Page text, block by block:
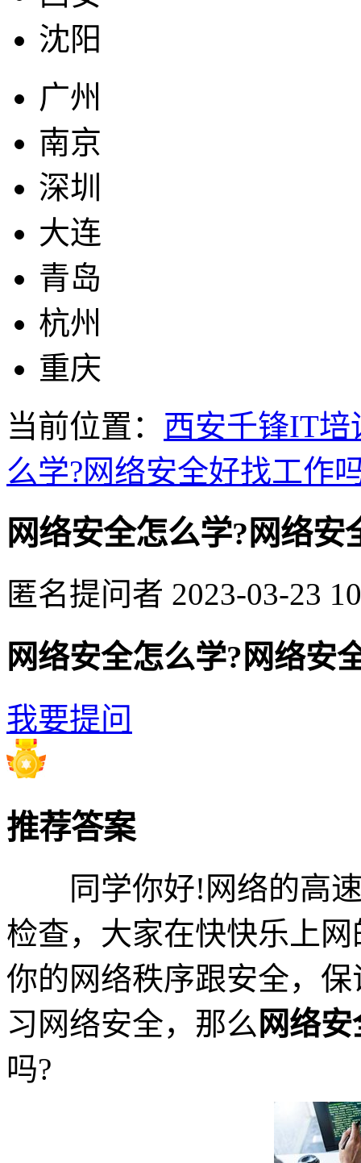
沈阳
广州
南京
深圳
大连
青岛
杭州
重庆
当前位置： 西安千锋IT培
么学?网络安全好找工作
网络安全怎么学?网络安
匿名提问者 2023-03-23
网络安全怎么学?网络安
我要提问
推荐答案
同学你好!网络的高速
检查，大家在快快乐上
你的网络秩序跟安全，
习网络安全，那么 网络
吗?